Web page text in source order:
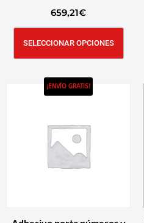
659,21€
SELECCIONAR OPCIONES
¡ENVÍO GRATIS!